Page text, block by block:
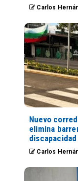
Carlos
Nuevo
elimina
discapacidad
Carlos